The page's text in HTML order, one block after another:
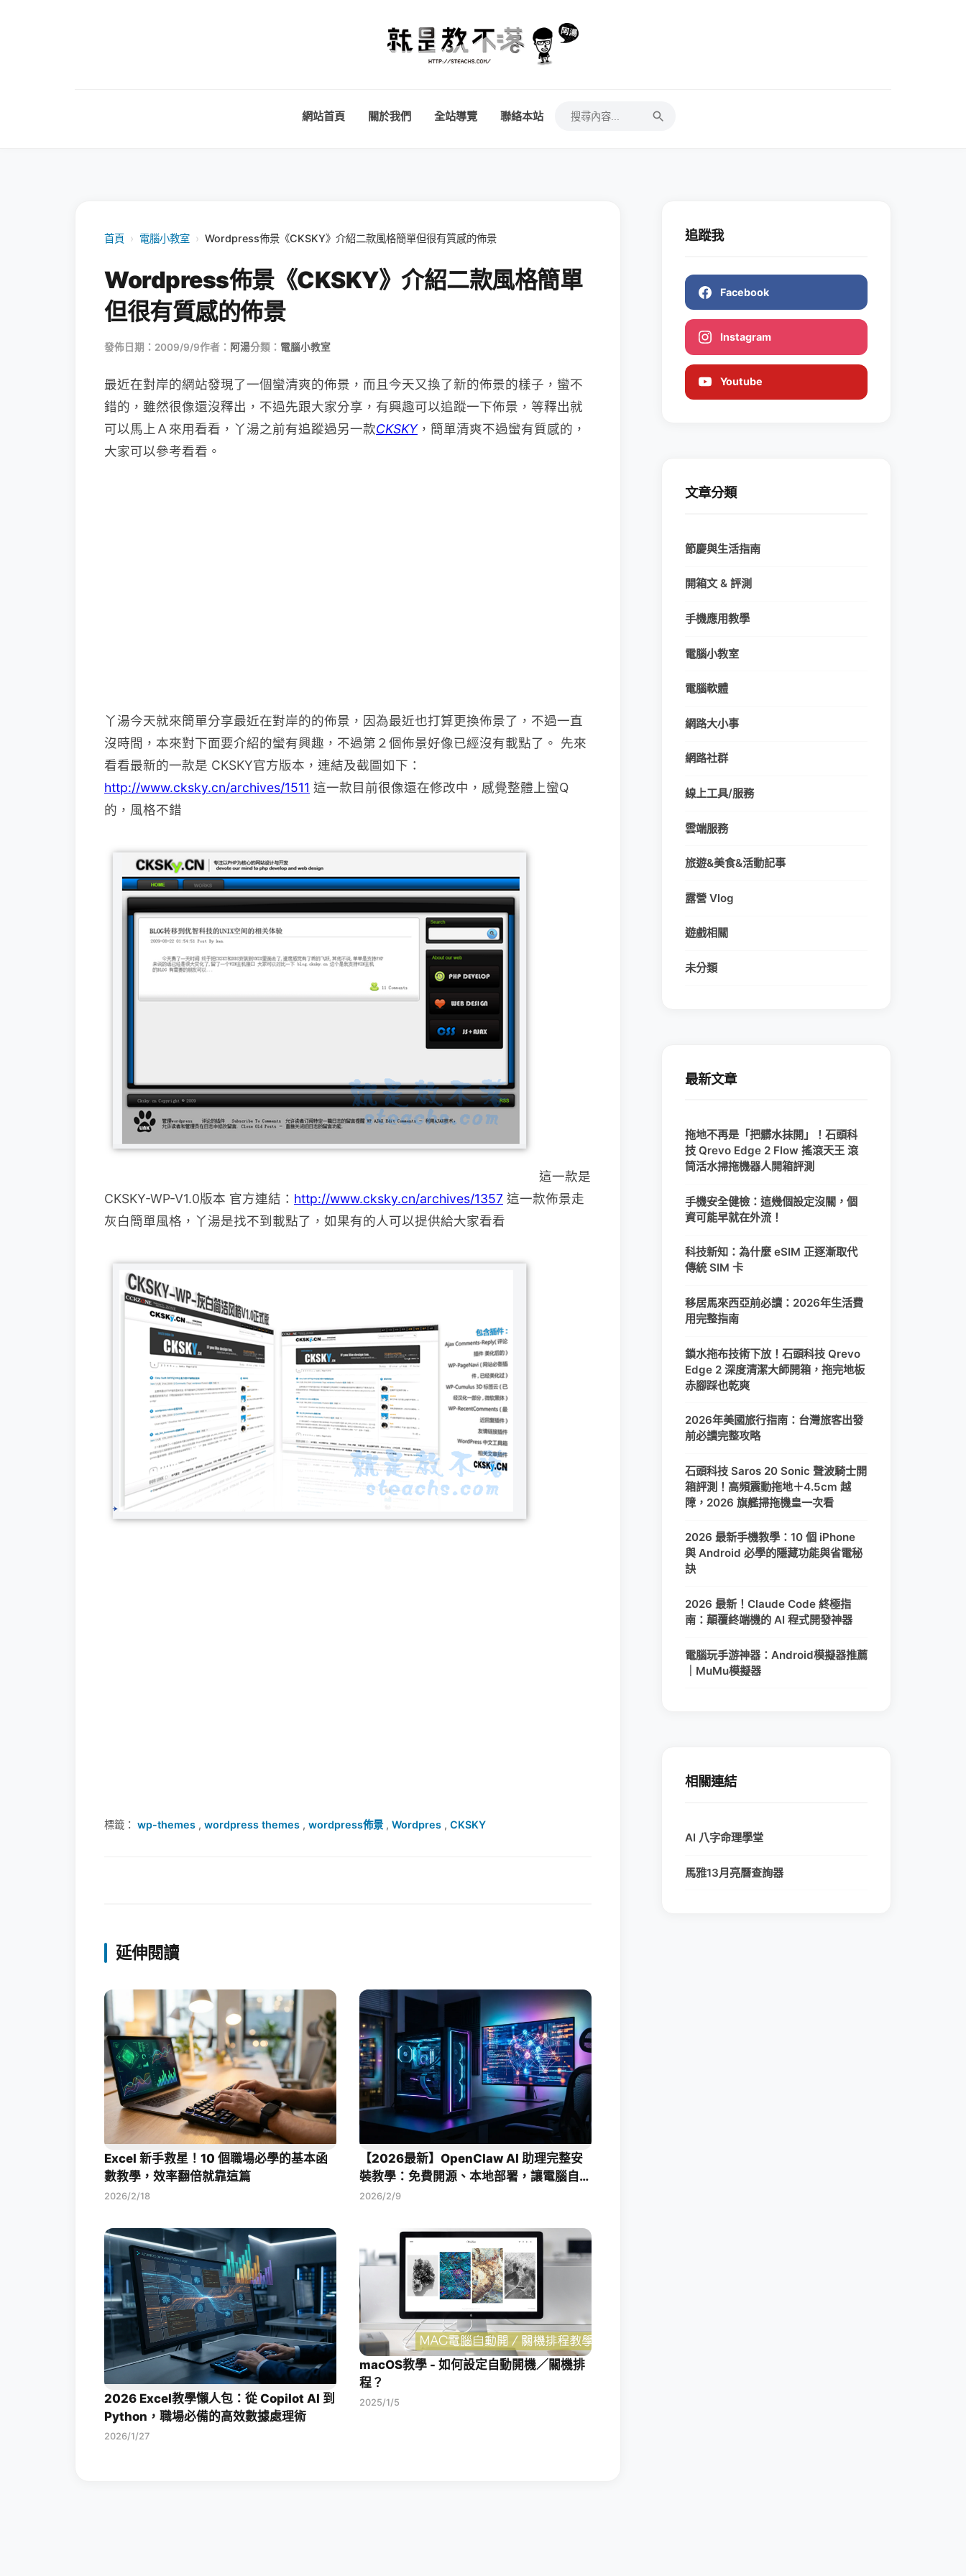
網站首頁 關於我們 全站導覽 聯絡本站
首頁 › 電腦小教室 › Wordpress佈景《CKSKY》介紹二款風格簡單但很有質感的佈景
Wordpress佈景《CKSKY》介紹二款風格簡單
但很有質感的佈景
發佈日期：2009/9/9作者： 阿湯分類： 電腦小教室
最近在對岸的網站發現了一個蠻清爽的佈景，而且今天又換了新的佈景的樣子，蠻不
錯的，雖然很像還沒釋出，不過先跟大家分享，有興趣可以追蹤一下佈景，等釋出就
可以馬上Ａ來用看看，丫湯之前有追蹤過另一款CKSKY，簡單清爽不過蠻有質感的，
大家可以參考看看。
丫湯今天就來簡單分享最近在對岸的的佈景，因為最近也打算更換佈景了，不過一直
沒時間， 本來對下面要介紹的蠻有興趣，不過第２個佈景好像已經沒有載點了。 先來
看看最新的一款是 CKSKY官方版本，連結及截圖如下：
http://www.cksky.cn/archives/1511 這一款目前很像還在修改中，感覺整體上蠻Q
的，風格不錯
這一款是
CKSKY-WP-V1.0版本 官方連結： http://www.cksky.cn/archives/1357 這一款佈景走
灰白簡單風格，丫湯是找不到載點了，如果有的人可以提供給大家看看
標籤： wp-themes , wordpress themes , wordpress佈景, Wordpres , CKSKY
延伸閱讀
Excel 新手救星！10 個職場必學的基本函
數教學，效率翻倍就靠這篇
2026/2/18
【2026最新】OpenClaw AI 助理完整安
裝教學：免費開源、本地部署，讓電腦自動
幫你工作！
2026/2/9
2026 Excel教學懶人包：從 Copilot AI 到
Python，職場必備的高效數據處理術
2026/1/27
macOS教學 - 如何設定自動開機／關機排
程？
2025/1/5
追蹤我
Facebook
Instagram
Youtube
文章分類
節慶與生活指南
開箱文 & 評測
手機應用教學
電腦小教室
電腦軟體
網路大小事
網路社群
線上工具/服務
雲端服務
旅遊&美食&活動記事
露營 Vlog
遊戲相關
未分類
最新文章
拖地不再是「把髒水抹開」！石頭科
技 Qrevo Edge 2 Flow 搖滾天王 滾
筒活水掃拖機器人開箱評測
手機安全健檢：這幾個設定沒關，個
資可能早就在外流！
科技新知：為什麼 eSIM 正逐漸取代
傳統 SIM 卡
移居馬來西亞前必讀：2026年生活費
用完整指南
鎖水拖布技術下放！石頭科技 Qrevo
Edge 2 深度清潔大師開箱，拖完地板
赤腳踩也乾爽
2026年美國旅行指南：台灣旅客出發
前必讀完整攻略
石頭科技 Saros 20 Sonic 聲波騎士開
箱評測！高頻震動拖地＋4.5cm 越
障，2026 旗艦掃拖機皇一次看
2026 最新手機教學：10 個 iPhone
與 Android 必學的隱藏功能與省電秘
訣
2026 最新！Claude Code 終極指
南：顛覆終端機的 AI 程式開發神器
電腦玩手游神器：Android模擬器推薦
｜MuMu模擬器
相關連結
AI 八字命理學堂
馬雅13月亮曆查詢器